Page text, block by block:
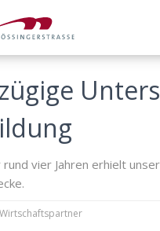
vier Jahren erhielt
Wirtschaftspartner